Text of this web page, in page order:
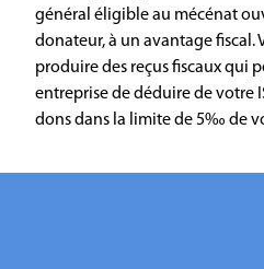
général éligible au mécénat
donateur, à un avantage fiscal.
produire des reçus fiscaux qui
entreprise de déduire de votre
dons dans la limite de 5‰ de